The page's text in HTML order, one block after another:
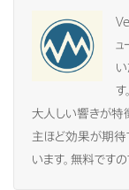
す。
大人しい響きが特
主ほど効果が期待
います。無料です